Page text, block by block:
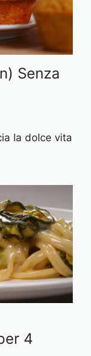
Senza
la dolce vita
4